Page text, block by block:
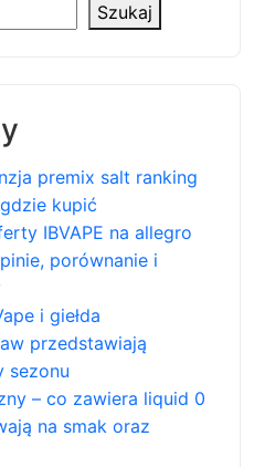
Szukaj
premix salt ranking
kupić
IBVAPE na allegro
porównanie i
i giełda
przedstawiają
sezonu
– co zawiera liquid 0
na smak oraz